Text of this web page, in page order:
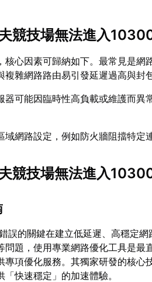
競技場無法進入
核心因素可歸納如下。最常見是網
複雜網路路由易引發延遲過高與封
器可能因臨時性高負載或維護而異
域網路設定，例如防火牆阻擋特定
競技場無法進入
誤的關鍵在建立低延遲、高穩定
問題，使用專業網路優化工具是最
專項優化服務。其獨家研發的核心
快速穩定」的加速體驗。